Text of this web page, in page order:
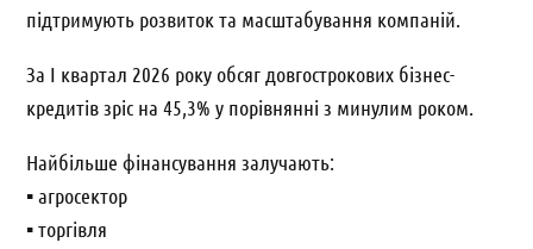
підтримують розвиток та масштабування компаній.
За І квартал 2026 року обсяг довгострокових бізнес-
кредитів зріс на 45,3% у порівнянні з минулим роком.
Найбільше фінансування залучають:
▪️ агросектор
▪️ торгівля